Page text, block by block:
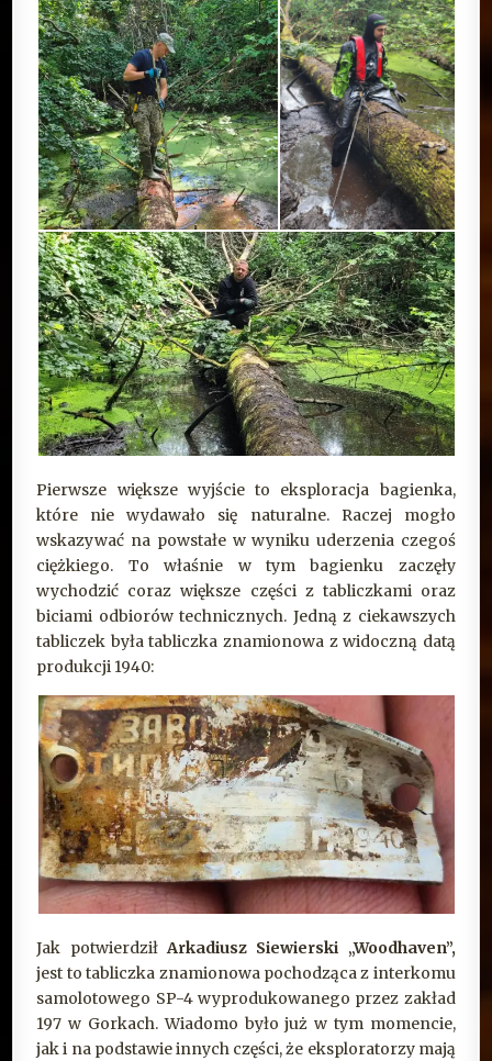
Pierwsze większe wyjście to eksploracja bagienka,
które nie wydawało się naturalne. Raczej mogło
wskazywać na powstałe w wyniku uderzenia czegoś
ciężkiego. To właśnie w tym bagienku zaczęły
wychodzić coraz większe części z tabliczkami oraz
biciami odbiorów technicznych. Jedną z ciekawszych
tabliczek była tabliczka znamionowa z widoczną datą
produkcji 1940:
Jak potwierdziłArkadiusz Siewierski „Woodhaven”,
jest to tabliczka znamionowa pochodząca z interkomu
samolotowego SP-4 wyprodukowanego przez zakład
197 w Gorkach. Wiadomo było już w tym momencie,
jak i na podstawie innych części, że eksploratorzy mają